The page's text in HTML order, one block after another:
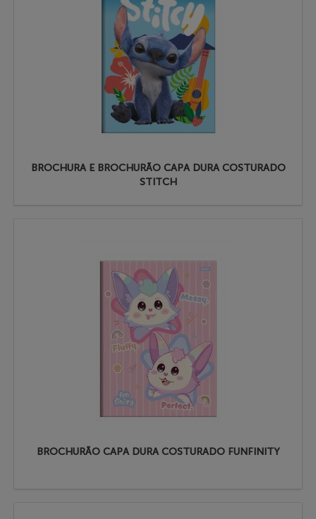
BROCHURA E BROCHURÃO CAPA DURA COSTURADO
STITCH
BROCHURÃO CAPA DURA COSTURADO FUNFINITY